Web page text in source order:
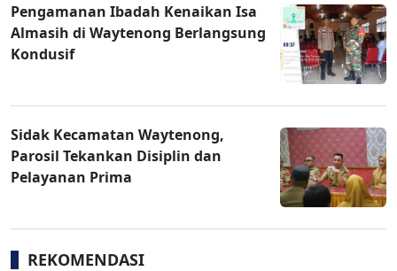
Pengamanan Ibadah Kenaikan Isa
Almasih di Waytenong Berlangsung
Kondusif
Sidak Kecamatan Waytenong,
Parosil Tekankan Disiplin dan
Pelayanan Prima
REKOMENDASI